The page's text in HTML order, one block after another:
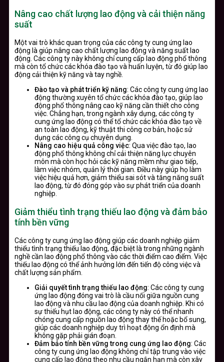
Nâng cao chất lượng lao động và cải thiện năng
suất
Một vai trò khác quan trọng của các công ty cung ứng lao
động là giúp nâng cao chất lượng lao động và năng suất lao
động. Các công ty này không chỉ cung cấp lao động phổ thông
mà còn tổ chức các khóa đào tạo và huấn luyện, từ đó giúp lao
động cải thiện kỹ năng và tay nghề.
Đào tạo và phát triển kỹ năng: Các công ty cung ứng lao
động thường xuyên tổ chức các khóa đào tạo, giúp lao
động phổ thông nâng cao kỹ năng cần thiết cho công
việc. Chẳng hạn, trong ngành xây dựng, các công ty
cung ứng lao động có thể tổ chức các khóa đào tạo về
an toàn lao động, kỹ thuật thi công cơ bản, hoặc sử
dụng các công cụ chuyên dụng.
Nâng cao hiệu quả công việc: Qua việc đào tạo, lao
động phổ thông không chỉ cải thiện năng lực chuyên
môn mà còn học hỏi các kỹ năng mềm như giao tiếp,
làm việc nhóm, quản lý thời gian. Điều này giúp họ làm
việc hiệu quả hơn, giảm thiểu sai sót và tăng năng suất
lao động, từ đó đóng góp vào sự phát triển của doanh
nghiệp.
Giảm thiểu tình trạng thiếu lao động và đảm bảo
tính bền vững
Các công ty cung ứng lao động giúp các doanh nghiệp giảm
thiểu tình trạng thiếu lao động, đặc biệt là trong những ngành
nghề cần lao động phổ thông vào các thời điểm cao điểm. Việc
thiếu lao động có thể ảnh hưởng lớn đến tiến độ công việc và
chất lượng sản phẩm.
Giải quyết tình trạng thiếu lao động: Các công ty cung
ứng lao động đóng vai trò là cầu nối giữa nguồn cung
lao động và nhu cầu lao động của doanh nghiệp. Khi có
sự thiếu hụt lao động, các công ty này có thể nhanh
chóng cung cấp nguồn lao động thay thế hoặc bổ sung,
giúp các doanh nghiệp duy trì hoạt động ổn định mà
không gặp phải gián đoạn.
Đảm bảo tính bền vững trong cung ứng lao động: Các
công ty cung ứng lao động không chỉ tập trung vào việc
cung cấp lao động theo nhu cầu ngắn hạn mà còn xây